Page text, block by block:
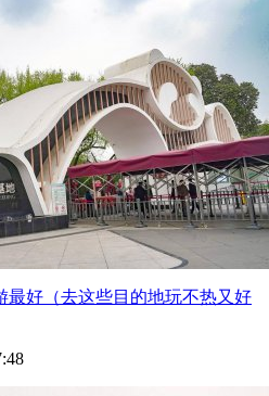
最好（去这些目的地玩不热又好